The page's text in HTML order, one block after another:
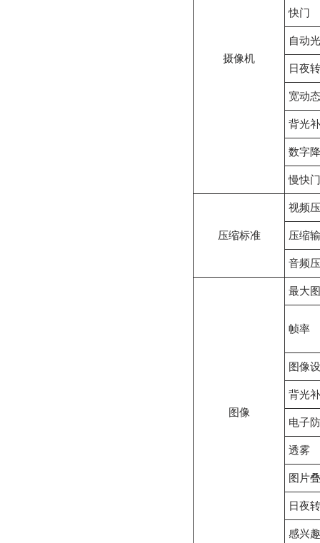
摄像机
快门
自动
日夜
宽动
背光
数字
慢快门
压缩标准
视频
压缩
音频
图像
最大
帧率
图像
背光
电子
透雾
图片
日夜
感兴